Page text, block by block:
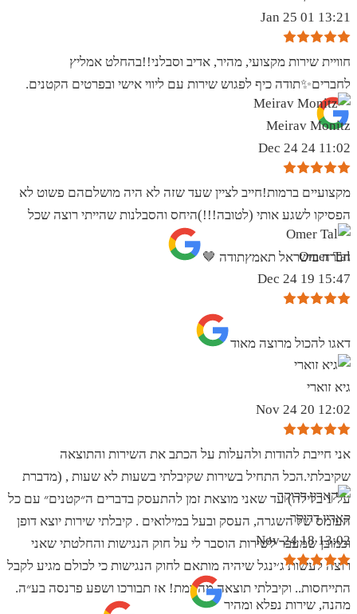
13:21 01 Jan 25
חוויית שירות מקצועי, מהיר, אדיב וסבלני!!בהחלט אמליץ
לחברים✨️תודה כיף לפגוש שירות עם ליווי אישי ובפרטים הקטנים.
Meirav Monitz
11:02 24 Dec 24
מקצועיים ברמות!חייב לציין שעד שזה לא היה מושלםהם פשוט לא
הפסיקו לשגע אותי (לטובה!!!)היחס והסבלנות שהייתי רוצה שכל
חברה בישראל תאמץתודה 🤎
Omer Tal
15:47 19 Dec 24
‏דאגו להכול מרוצה מאוד
גיא זוארי
12:02 20 Nov 24
אני חייבת להודות ולהעלות על הכתב את השירות והתוצאה
שקיבלתי.הכל התחיל בשירות שקיבלתי בשעות לא שעות , (מדברת
על 1 בלילה) עד שאני מוצאת זמן להתעסק בדברים ה״קטנים״ עם כל
העומס של השגרה, העסק ובעל במילואים . קיבלתי שירות יוצא דופן
וכמובן שמעבר לשירות הוסבר לי על חוק הנגישות והחלטתי שאני
רוצה לעשות ג׳ינגל שיהיה מותאם לחוק הנגישות כי לכולם מגיע לקבל
התייחסות.. וקיבלתי תוצאה מהממת! אז תבורכו ושפע פרנסה בע״ה.
קארין דרוקר
13:02 18 Nov 24
מהנה, שירות נפלא ומהיר